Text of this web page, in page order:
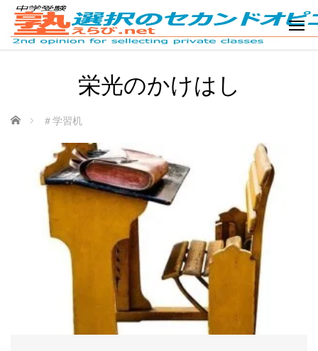
栄光のかけはし
ホーム ＃学習机